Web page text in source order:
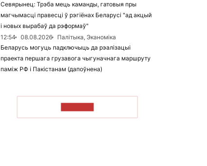
Севярынец: Трэба мець каманды, гатовыя пры
магчымасці правесці ў рэгіёнах Беларусі "ад акцый
і новых вырабаў да рэформаў"
12:54
08.08.2026
Палітыка, Эканоміка
Беларусь могуць падключыць да рэалізацыі
праекта першага грузавога чыгуначнага маршруту
паміж РФ і Пакістанам (дапоўнена)